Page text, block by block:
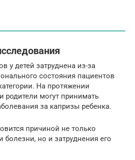
у детей затруднена из-за
состояния пациентов
На протяжении
родители могут принимать
за капризы ребенка.
причиной не только
болезни, но и затруднения его